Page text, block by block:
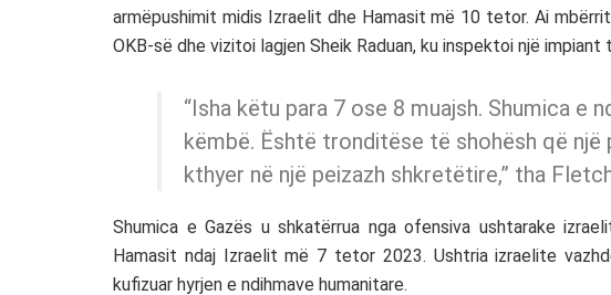
armëpushimit midis Izraelit dhe Hamasit më 10 tetor. Ai
OKB-së dhe vizitoi lagjen Sheik Raduan, ku inspektoi një
“Isha këtu para 7 ose 8 muajsh. Shumica e
këmbë. Është tronditëse të shohësh që
kthyer në një peizazh shkretëtire,” tha
Shumica e Gazës u shkatërrua nga ofensiva ushtarake
Hamasit ndaj Izraelit më 7 tetor 2023. Ushtria izraelite
kufizuar hyrjen e ndihmave humanitare.